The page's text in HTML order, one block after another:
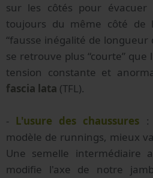
sur les côtés pour
toujours du même côté de
“fausse inégalité de longueur
se retrouve plus “courte”
tension constante et
fascia lata (TFL).
- L'usure des chaussures :
modèle de runnings, mieux
Une semelle intermédiaire
modifie l'axe de notre